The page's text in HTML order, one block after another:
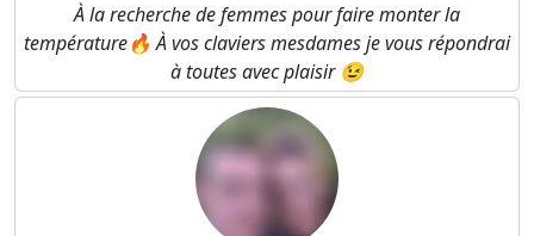
À la recherche de femmes pour faire monter la
température🔥 À vos claviers mesdames je vous répondrai
à toutes avec plaisir 😉